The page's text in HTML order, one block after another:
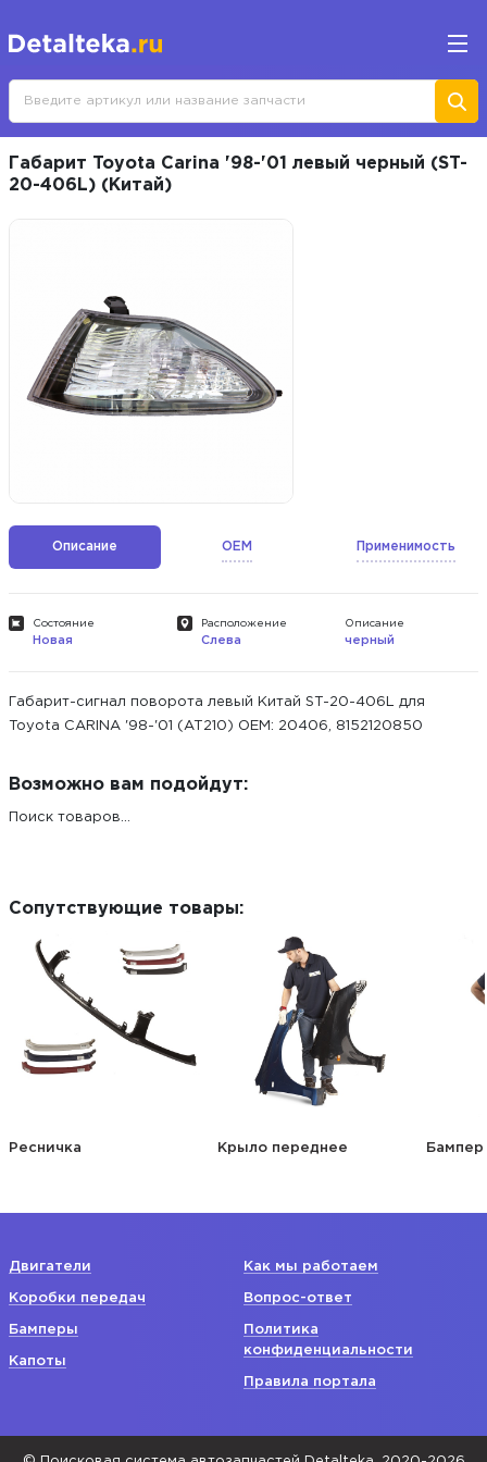
Габарит Toyota Carina '98-'01 левый черный (ST-
20-406L) (Китай)
Описание OEM Применимость
Состояние
Новая
Расположение
Слева
Описание
черный
Габарит-сигнал поворота левый Китай ST-20-406L для
Toyota CARINA '98-'01 (AT210) ОЕМ: 20406, 8152120850
Возможно вам подойдут:
Поиск товаров...
Сопутствующие товары:
Ресничка Крыло переднее Бампер
Двигатели
Коробки передач
Бамперы
Капоты
Как мы работаем
Вопрос-ответ
Политика
конфиденциальности
Правила портала